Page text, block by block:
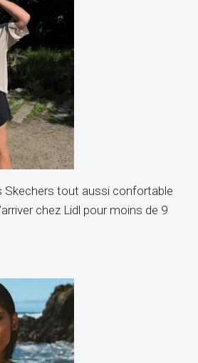
Skechers tout aussi confortable
chez Lidl pour moins de 9